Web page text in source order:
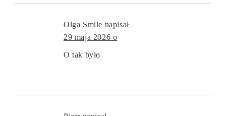
Olga Smile napisał
29 maja 2026 o
O tak było